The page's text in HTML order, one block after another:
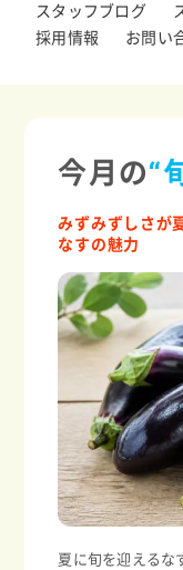
スタッフブログ
採用情報
お問い
今月の“
みずみずしさが
なすの魅力
夏に旬を迎えるな